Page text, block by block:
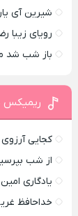
شیرین آی
رویای زیبا
باز شب شد
ریمیکس
کجایی
از شب
یادگاری
خداحافظ